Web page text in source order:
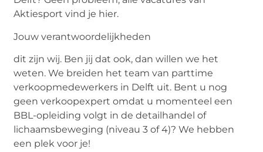
Aktiesport vind je hier.
Jouw verantwoordelijkheden
dit zijn wij. Ben jij dat ook, dan willen we het
weten. We breiden het team van parttime
verkoopmedewerkers in Delft uit. Bent u nog
geen verkoopexpert omdat u momenteel een
BBL-opleiding volgt in de detailhandel of
lichaamsbeweging (niveau 3 of 4)? We hebben
een plek voor je!